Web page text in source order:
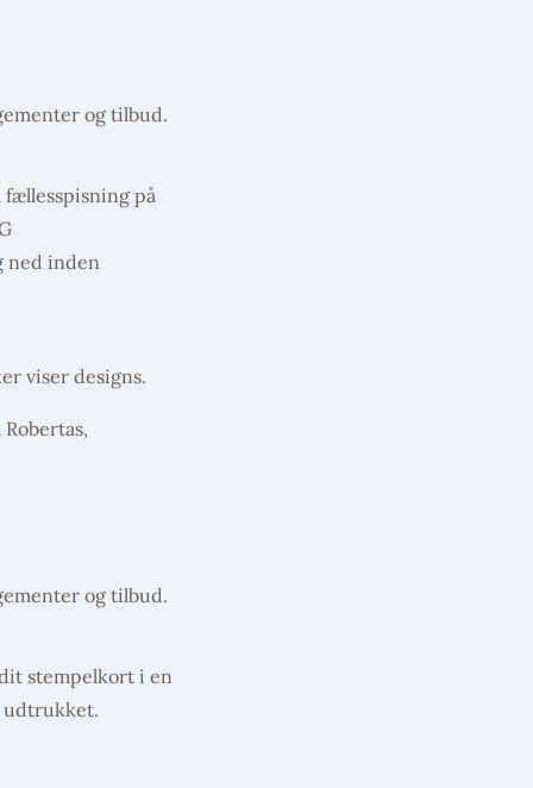
og tilbud.
på
ned inden
viser designs.
og tilbud.
stempelkort i en
udtrukket.